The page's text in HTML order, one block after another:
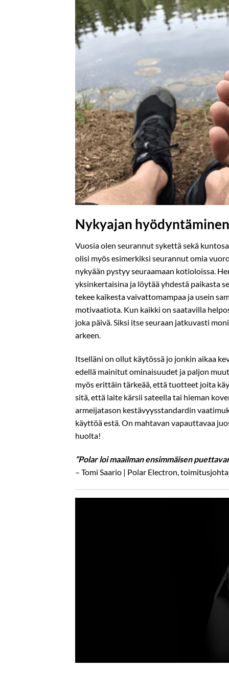
Nykyajan hyödyntäminen
Vuosia olen seurannut sykettä sekä
olisi myös esimerkiksi seurannut omia
nykyään pystyy seuraamaan kotioloissa.
yksinkertaisina ja löytää yhdestä paikasta
tekee kaikesta vaivattomampaa ja usein
motivaatiota. Kun kaikki on saatavilla
joka päivä. Siksi itse seuraan jatkuvasti
arkeen.
Itselläni on ollut käytössä jo jonkin aikaa
edellä mainitut ominaisuudet ja paljon
myös erittäin tärkeää, että tuotteet joita
sitä, että laite kärsii sateella tai hieman
armeijatason kestävyysstandardin
käyttöä estä. On mahtavan vapauttavaa
huolta!
”Polar loi maailman ensimmäisen
– Tomi Saario | Polar Electron,